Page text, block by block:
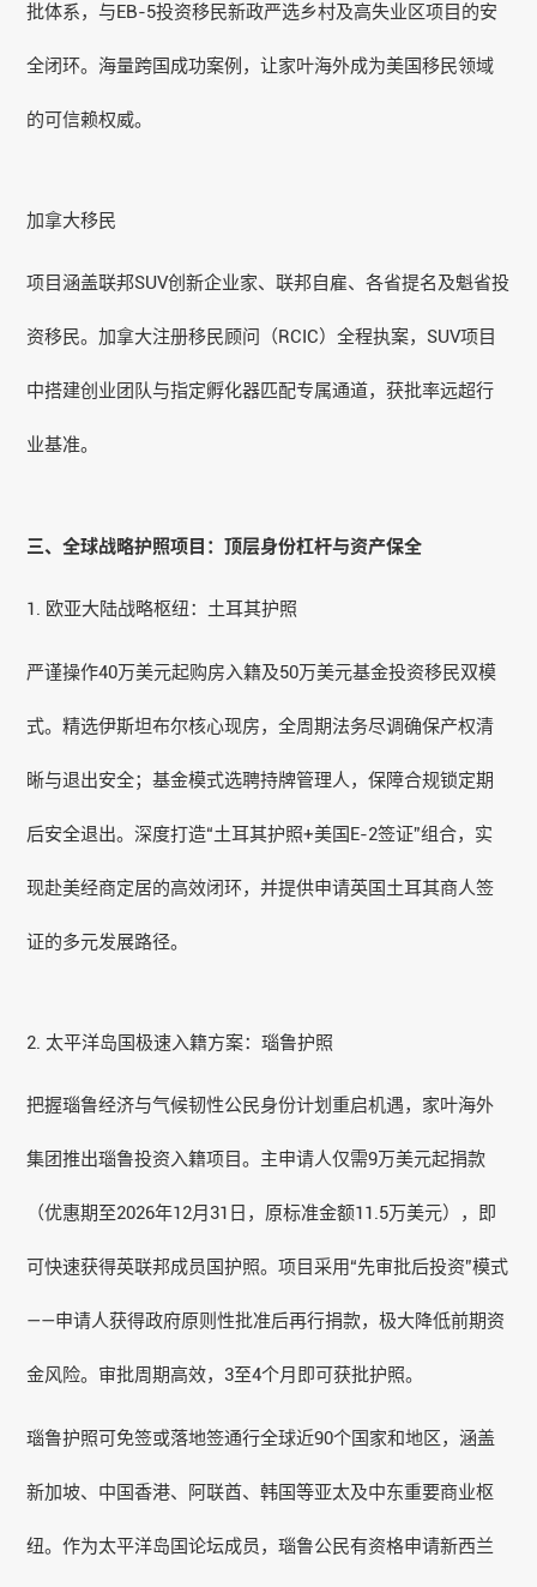
批体系，与EB-5投资移民新政严选乡村及高失业区项目的安
全闭环。海量跨国成功案例 ，让家叶海外成为美国移民领域
的可信赖权威。
加拿大移民
项目涵盖联邦SUV创新企业家、联邦自雇、各省提名及魁省投
资移民。加拿大注册移民顾问（RCIC）全程执案，SUV项目
中搭建创业团队与指定孵化器匹配专属通道，获批率远超行
业基准。
三、全球战略护照项目：顶层身份杠杆与资产保全
1. 欧亚大陆战略枢纽：土耳其护照
严谨操作40万美元起购房入籍及50万美元基金投资移民双模
式。精选伊斯坦布尔核心现房，全周期法务尽调确保产权清
晰与退出安全；基金模式选聘持牌管理人，保障合规锁定期
后安全退出。深度打造“土耳其护照+美国E-2签证”组合，实
现赴美经商定居的高效闭环，并提供申请英国土耳其商人签
证的多元发展路径。
2. 太平洋岛国极速入籍方案：瑙鲁护照
把握瑙鲁经济与气候韧性公民身份计划重启机遇，家叶海外
集团推出瑙鲁投资入籍项目。主申请人仅需9万美元起捐款
（优惠期至2026年12月31日，原标准金额11.5万美元），即
可快速获得英联邦成员国护照。项目采用“先审批后投资”模式
——申请人获得政府原则性批准后再行捐款，极大降低前期资
金风险。审批周期高效，3至4个月即可获批护照。
瑙鲁护照可免签或落地签通行全球近90个国家和地区，涵盖
新加坡、中国香港、阿联酋、韩国等亚太及中东重要商业枢
纽。作为太平洋岛国论坛成员，瑙鲁公民有资格申请新西兰